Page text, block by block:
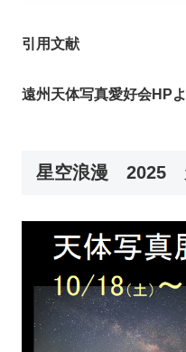
引用文献
遠州天体写真愛好会HP
星空浪漫 2025